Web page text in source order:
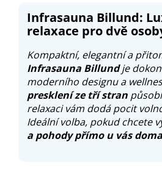
Infrasauna Billund:
relaxace pro dvě
Kompaktní, elegantní a
Infrasauna Billundje
moderního designu a
presklení ze tří stran
relaxaci vám dodá pocit
Ideální volba, pokud chcete
a pohody přímo u vás